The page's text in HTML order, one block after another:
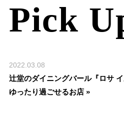
Pick
2022.03.08
辻堂のダイニングバール『ロサ
ゆったり過ごせるお店 »